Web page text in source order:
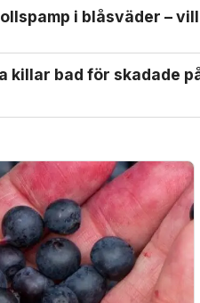
i blåsväder –
killar bad för skadade